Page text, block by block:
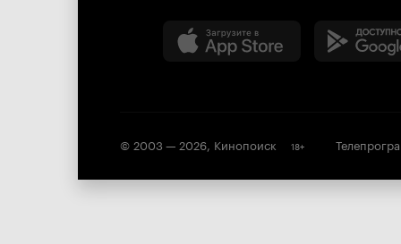
© 2003 — 2026, Кинопоиск 18+